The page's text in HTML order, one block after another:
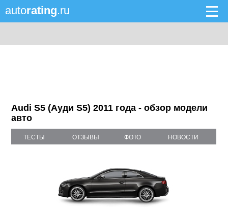
autorating.ru
Audi S5 (Ауди S5) 2011 года - обзор модели
авто
ТЕСТЫ ОТЗЫВЫ ФОТО НОВОСТИ